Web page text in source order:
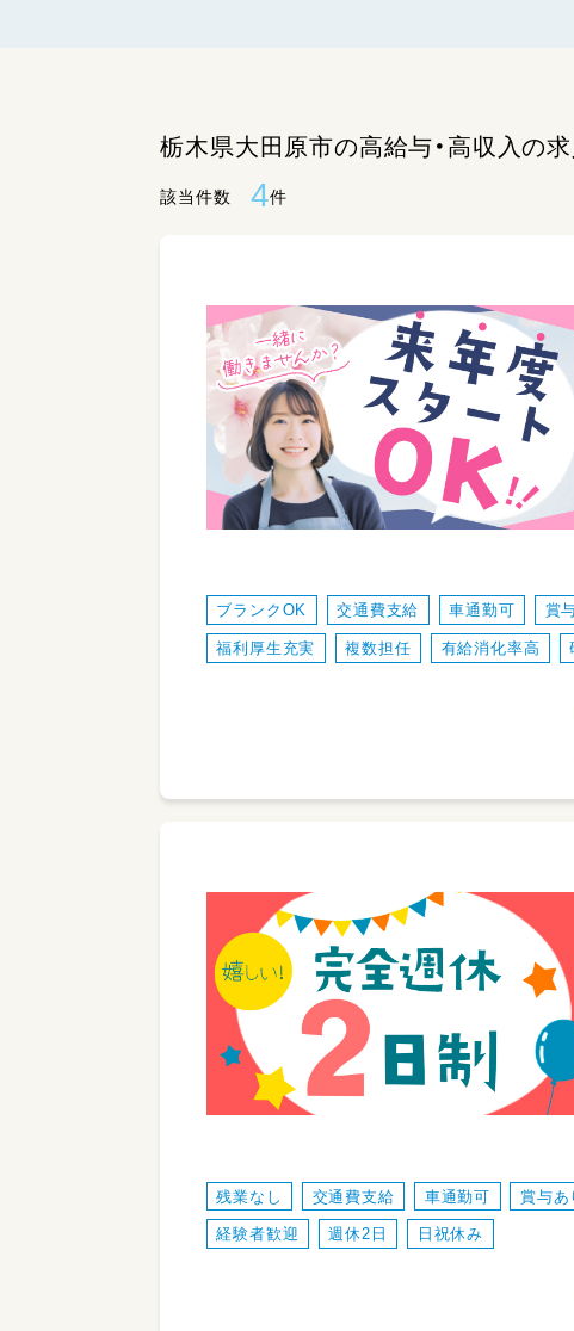
栃木県大田原市の高給与・高収入の
該当件数 4件
ブランクOK 交通費支給 車通勤可 賞
福利厚生充実 複数担任 有給消化率高
残業なし 交通費支給 車通勤可 賞与あ
経験者歓迎 週休2日 日祝休み